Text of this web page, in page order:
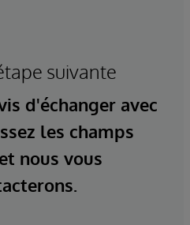
suivante
d'échanger avec
les champs
nous vous